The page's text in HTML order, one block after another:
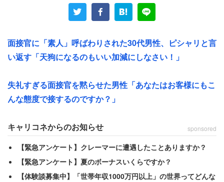
と“買い手市場”で、特に規模も知名度もない新興企業や中
小企業なんかからは、面接でレベルの低い質問で随分意地
ある会社の面接で、ゼミで日本の企業経営に関するテーマ
ー大手2社を引き合いに出し、なぜA社の車は売れていてB
社の車は売れていないわけ!? と聞いてきたそうだ。おそ
らくB社でも即答できない質問だ。圧迫面接のつもりだっ
たのだろうか。
面接官に「素人」呼ばわりされた30代男性、ピシャリと言
い返す「天狗になるのもいい加減にしなさい！」
失礼すぎる面接官を黙らせた男性「あなたはお客様にもこ
んな態度で接するのですか？」
キャリコネからのお知らせ sponsored
【緊急アンケート】クレーマーに遭遇したことありますか？
【緊急アンケート】夏のボーナスいくらですか？
【体験談募集中】「世帯年収1000万円以上」の世界ってどんな